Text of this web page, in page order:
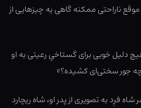
ناراحتی ممکنه گاهی یه چیزهایی از
دلیل خوبی برای گستاخیِ رعیتی به او
جور سختی‌ای کشیده؟»
فرِد به تصویری از پدر او، شاه ریچارد